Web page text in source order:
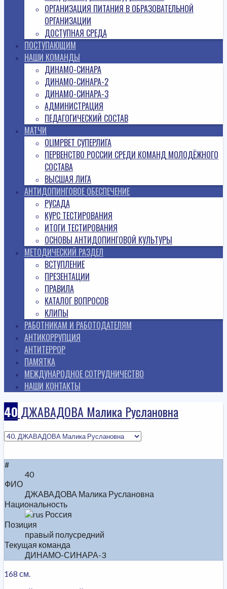
ОРГАНИЗАЦИЯ ПИТАНИЯ В ОБРАЗОВАТЕЛЬНОЙ
ОРГАНИЗАЦИИ
ДОСТУПНАЯ СРЕДА
ПОСТУПАЮЩИМ
НАШИ КОМАНДЫ
ДИНАМО-СИНАРА
ДИНАМО-СИНАРА-2
ДИНАМО-СИНАРА-3
АДМИНИСТРАЦИЯ
ПЕДАГОГИЧЕСКИЙ СОСТАВ
МАТЧИ
OLIMPBET СУПЕРЛИГА
ПЕРВЕНСТВО РОССИИ СРЕДИ КОМАНД МОЛОДЁЖНОГО
СОСТАВА
ВЫСШАЯ ЛИГА
АНТИДОПИНГОВОЕ ОБЕСПЕЧЕНИЕ
РУСАДА
КУРС ТЕСТИРОВАНИЯ
ИТОГИ ТЕСТИРОВАНИЯ
ОСНОВЫ АНТИДОПИНГОВОЙ КУЛЬТУРЫ
МЕТОДИЧЕСКИЙ РАЗДЕЛ
ВСТУПЛЕНИЕ
ПРЕЗЕНТАЦИИ
ПРАВИЛА
КАТАЛОГ ВОПРОСОВ
КЛИПЫ
РАБОТНИКАМ И РАБОТОДАТЕЛЯМ
АНТИКОРРУПЦИЯ
АНТИТЕРРОР
ПАМЯТКА
МЕЖДУНАРОДНОЕ СОТРУДНИЧЕСТВО
НАШИ КОНТАКТЫ
40 ДЖАВАДОВА Малика Руслановна
#
40
ФИО
ДЖАВАДОВА Малика Руслановна
Национальность
Россия
Позиция
правый полусредний
Текущая команда
ДИНАМО-СИНАРА-3
168 см.